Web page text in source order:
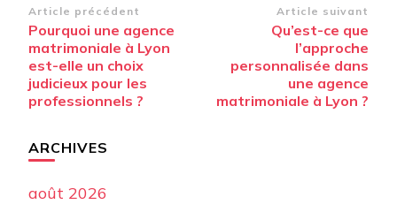
Navigation
d’article
Article précédent
Pourquoi une agence
matrimoniale à Lyon
est-elle un choix
judicieux pour les
professionnels ?
Article suivant
Qu’est-ce que
l’approche
personnalisée dans
une agence
matrimoniale à Lyon ?
ARCHIVES
août 2026